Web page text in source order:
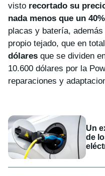
visto recortado su
nada menos que un 40%
placas y batería,
propio tejado, que en
dólares que se dividen
10.600 dólares por la
reparaciones y
Un
de